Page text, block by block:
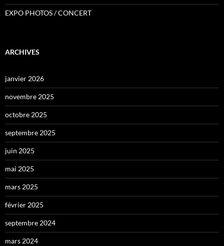
EXPO PHOTOS / CONCERT
ARCHIVES
janvier 2026
novembre 2025
octobre 2025
septembre 2025
juin 2025
mai 2025
mars 2025
février 2025
septembre 2024
mars 2024